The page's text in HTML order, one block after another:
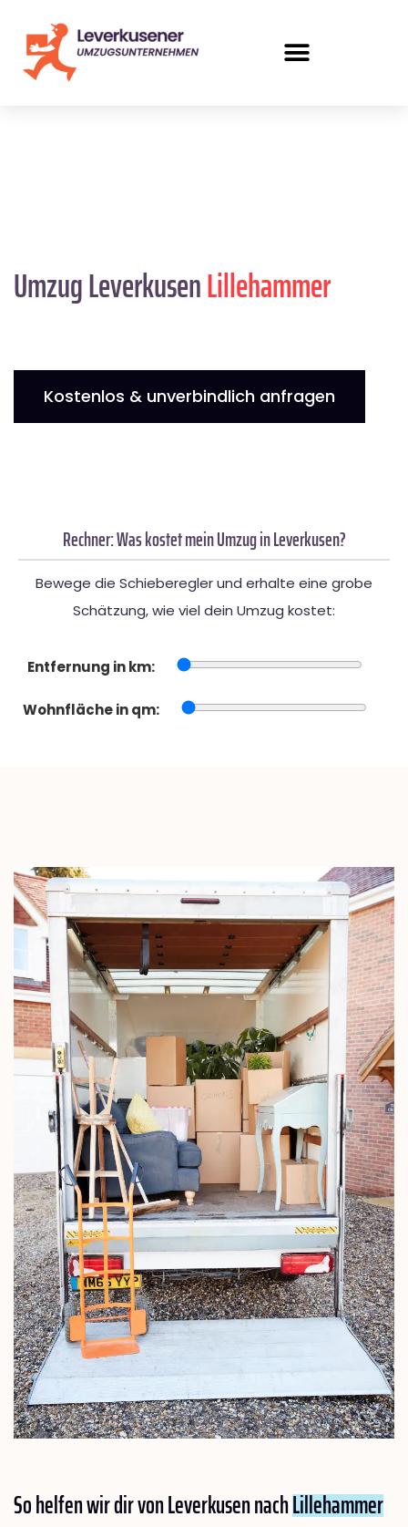
Umzug LeverkusenLillehammer
Kostenlos & unverbindlich anfragen
Rechner: Was kostet mein Umzug in Leverkusen?
Bewege die Schieberegler und erhalte eine grobe
Schätzung, wie viel dein Umzug kostet:
Entfernung in km:
Wohnfläche in qm:
So helfen wir dir von Leverkusen nachLillehammer